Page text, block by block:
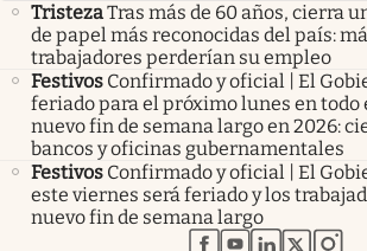
TristezaTras más de 60 años, cierra
de papel más reconocidas del país:
trabajadores perderían su empleo
Festivos Confirmado y oficial | El
feriado para el próximo lunes en todo
nuevo fin de semana largo en 2026:
bancos y oficinas gubernamentales
Festivos Confirmado y oficial | El
este viernes será feriado y los
nuevo fin de semana largo
abre en nueva
abre en nueva
abre en
abre